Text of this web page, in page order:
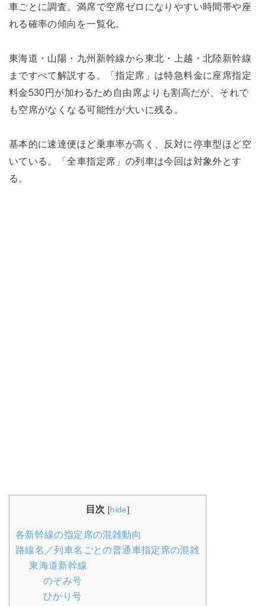
車ごとに調査。満席で空席ゼロになりやすい時間帯や座
れる確率の傾向を一覧化。
東海道・山陽・九州新幹線から東北・上越・北陸新幹線
まですべて解説する。「指定席」は特急料金に座席指定
料金530円が加わるため自由席よりも割高だが、それで
も空席がなくなる可能性が大いに残る。
基本的に速達便ほど乗車率が高く、反対に停車型ほど空
いている。「全車指定席」の列車は今回は対象外とす
る。
目次 [hide]
各新幹線の指定席の混雑動向
路線名／列車名ごとの普通車指定席の混雑
東海道新幹線
のぞみ号
ひかり号